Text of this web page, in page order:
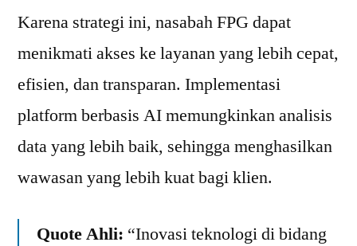
Karena strategi ini, nasabah FPG dapat
menikmati akses ke layanan yang lebih cepat,
efisien, dan transparan. Implementasi
platform berbasis AI memungkinkan analisis
data yang lebih baik, sehingga menghasilkan
wawasan yang lebih kuat bagi klien.
Quote Ahli: “Inovasi teknologi di bidang